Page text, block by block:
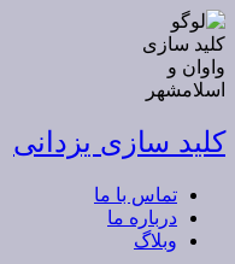
کلید سازی یزدانی
تماس با ما
درباره ما
وبلاگ